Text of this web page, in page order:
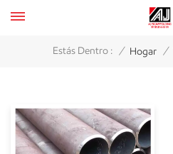
Estás Dentro : / Hogar /